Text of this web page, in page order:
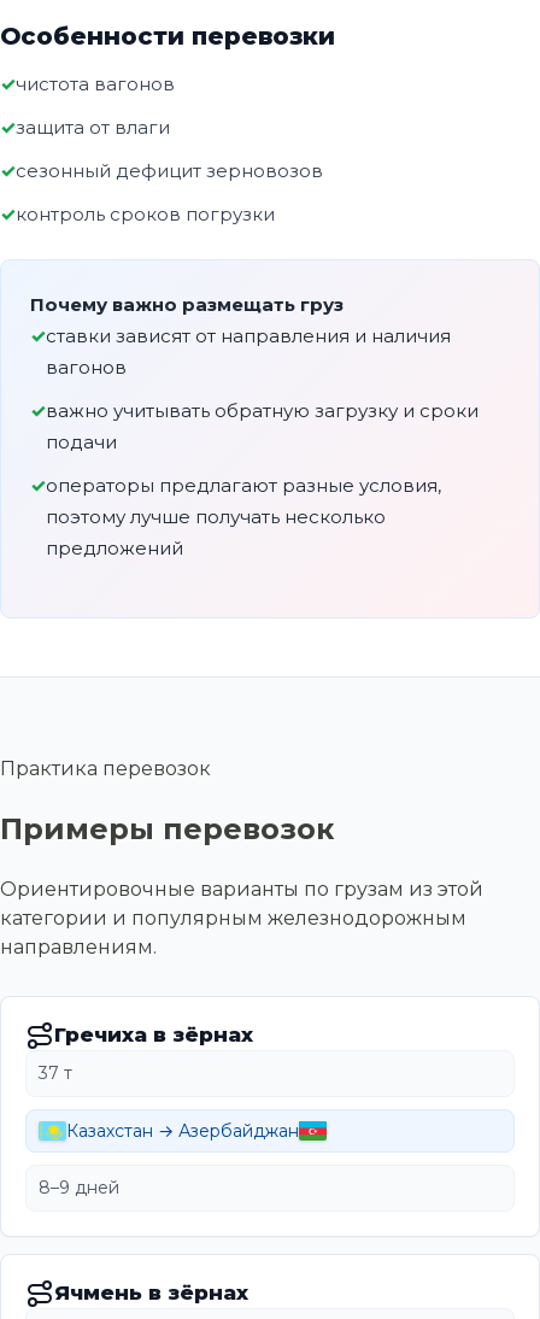
Особенности перевозки
чистота вагонов
защита от влаги
сезонный дефицит зерновозов
контроль сроков погрузки
Почему важно размещать груз
ставки зависят от направления и наличия
вагонов
важно учитывать обратную загрузку и сроки
подачи
операторы предлагают разные условия,
поэтому лучше получать несколько
предложений
Практика перевозок
Примеры перевозок
Ориентировочные варианты по грузам из этой
категории и популярным железнодорожным
направлениям.
Гречиха в зёрнах
37 т
Казахстан → Азербайджан
8–9 дней
Ячмень в зёрнах